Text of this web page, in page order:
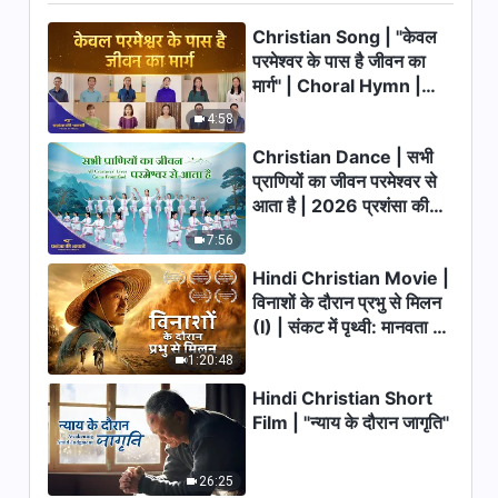
4:04
3:43
Hindi Christian Song | मैं हूँ बस
एक अदना सृजित प्राणी
3:36
Hindi Christian Song | अंत के
दिनों के मसीह को अस्वीकार करने वाले सदा
के लिए दंडित किए जाएँगे
6:30
Hindi Christian Song | परमेश्वर
इंसान की जरूरत के कारण काम करने के
लिए देह बना
5:50
Hindi Christian Song | अंत के
दिनों में, देहधारी परमेश्‍वर मनुष्य को मुख्य
रूप से वचनों से पूर्ण बनाता है
4:58
Christian Song | "केवल
परमेश्वर के पास है जीवन का
मार्ग" | Choral Hymn |
7:56
Christian Dance | सभी
प्राणियों का जीवन परमेश्वर से
आता है | 2026 प्रशंसा की
1:20:48
Hindi Christian Movie |
विनाशों के दौरान प्रभु से मिलन
(I) | संकट में पृथ्वी: मानवता का
26:25
Hindi Christian Short
Film | "न्याय के दौरान जागृति"